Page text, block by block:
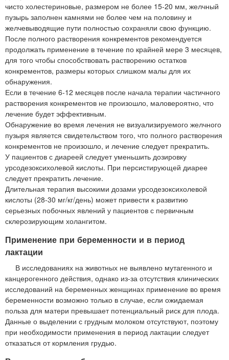
чисто холестериновые, размером не более 15-20 мм, желчный
пузырь заполнен камнями не более чем на половину и
желчевыводящие пути полностью сохраняли свою функцию.
После полного растворения конкрементов рекомендуется
продолжать применение в течение по крайней мере 3 месяцев,
для того чтобы способствовать растворению остатков
конкрементов, размеры которых слишком малы для их
обнаружения.
Если в течение 6-12 месяцев после начала терапии частичного
растворения конкрементов не произошло, маловероятно, что
лечение будет эффективным.
Обнаружение во время лечения не визуализируемого желчного
пузыря является свидетельством того, что полного растворения
конкрементов не произошло, и лечение следует прекратить.
У пациентов с диареей следует уменьшить дозировку
урсодезоксихолевой кислоты. При персистирующей диарее
следует прекратить лечение.
Длительная терапия высокими дозами урсодезоксихолевой
кислоты (28-30 мг/кг/день) может привести к развитию
серьезных побочных явлений у пациентов с первичным
склерозирующим холангитом.
Применение при беременности и в период
лактации
В исследованиях на животных не выявлено мутагенного и
канцерогенного действия, однако из-за отсутствия клинических
исследований на беременных женщинах применение во время
беременности возможно только в случае, если ожидаемая
польза для матери превышает потенциальный риск для плода.
Данные о выделении с грудным молоком отсутствуют, поэтому
при необходимости применения в период лактации следует
отказаться от кормления грудью.